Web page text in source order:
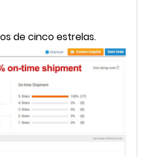
de cinco estrelas.